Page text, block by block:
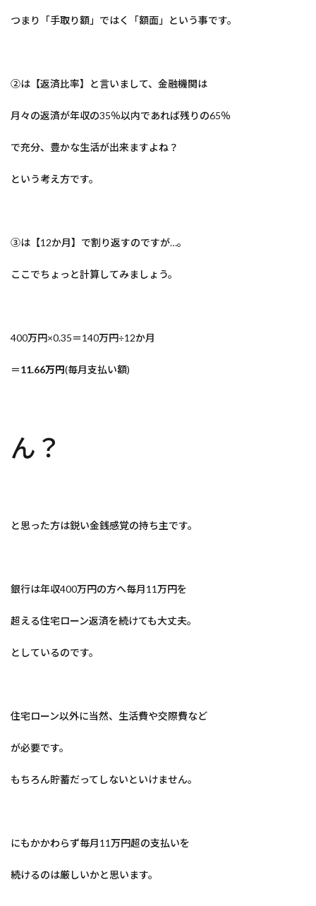
つまり「手取り額」ではく「額面」という事です。
②は【返済比率】と言いまして、金融機関は
月々の返済が年収の35％以内であれば残りの65％
で充分、豊かな生活が出来ますよね？
という考え方です。
③は【12か月】で割り返すのですが…。
ここでちょっと計算してみましょう。
400万円×0.35＝140万円÷12か月
＝11.66万円(毎月支払い額)
ん？
と思った方は鋭い金銭感覚の持ち主です。
銀行は年収400万円の方へ毎月11万円を
超える住宅ローン返済を続けても大丈夫。
としているのです。
住宅ローン以外に当然、生活費や交際費など
が必要です。
もちろん貯蓄だってしないといけません。
にもかかわらず毎月11万円超の支払いを
続けるのは厳しいかと思います。